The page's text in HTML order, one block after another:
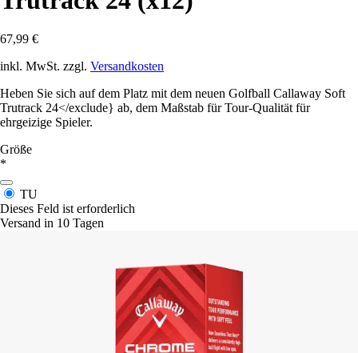
67,99 €
inkl. MwSt. zzgl. Versandkosten
Heben Sie sich auf dem Platz mit dem neuen Golfball Callaway Soft
Trutrack 24</exclude} ab, dem Maßstab für Tour-Qualität für
ehrgeizige Spieler.
Größe
*
TU
Dieses Feld ist erforderlich
Versand in 10 Tagen